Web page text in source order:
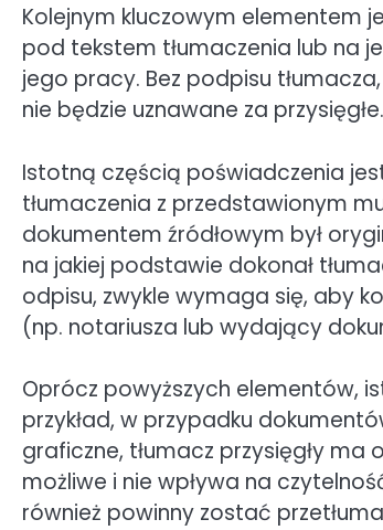
Kolejnym kluczowym elementem
pod tekstem tłumaczenia lub na
jego pracy. Bez podpisu
nie będzie uznawane za przysięgłe.
Istotną częścią poświadczenia
tłumaczenia z przedstawionym
dokumentem źródłowym był
na jakiej podstawie dokonał
odpisu, zwykle wymaga się, aby
(np. notariusza lub wydający
Oprócz powyższych elementów,
przykład, w przypadku
graficzne, tłumacz przysięgły
możliwe i nie wpływa na
również powinny zostać